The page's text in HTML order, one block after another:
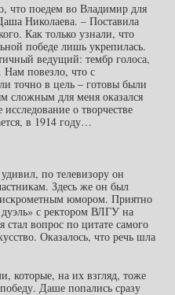
поедем во Владимир для
Николаева. – Поставила
Как только узнали, что
победе лишь укрепилась.
ведущий: тембр голоса,
Нам повезло, что с
точно в цель – готовы были
сложным для меня оказался
о творчестве
в 1914 году…
по телевизору он
Здесь же он был
юмором. Приятно
с ректором ВЛГУ на
вопрос по цитате самого
Оказалось, что речь шла
которые, на их взгляд, тоже
Даше попались сразу